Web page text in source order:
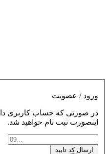
ورود / عضویت
در صورتی که حساب کاربری
اینصورت ثبت نام خواهید شد.
ارسال کد تایید